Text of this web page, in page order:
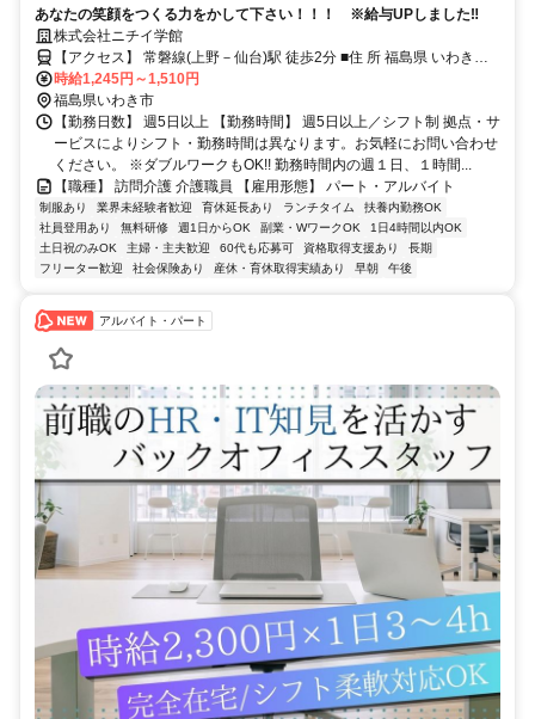
あなたの笑顔をつくる力をかして下さい！！！ ※給与UPしました‼
株式会社ニチイ学館
【アクセス】 常磐線(上野－仙台)駅 徒歩2分 ■住 所 福島県 いわき市
内郷綴町榎下55-1 ■アクセス 常磐線(上野－仙台)駅 徒歩2分
時給1,245円～1,510円
福島県いわき市
【勤務日数】 週5日以上 【勤務時間】 週5日以上／シフト制 拠点・サ
ービスによりシフト・勤務時間は異なります。お気軽にお問い合わせ
ください。 ※ダブルワークもOK!! 勤務時間内の週１日、１時間...
【職種】 訪問介護 介護職員 【雇用形態】 パート・アルバイト
制服あり 業界未経験者歓迎 育休延長あり ランチタイム
扶養内勤務OK
社員登用あり
無料研修 週1日からOK 副業・WワークOK
1日4時間以内OK
土日祝のみOK
主婦・主夫歓迎 60代も応募可 資格取得支援あり
長期
フリーター歓迎
社会保険あり 産休・育休取得実績あり 早朝 午後
アルバイト・パート